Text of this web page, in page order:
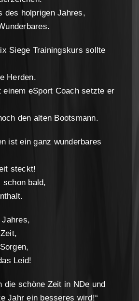
des holprigen Jahres,
Siege Trainingskurs sollte
Herden.
einem eSport Coach setzte er
den alten Bootsmann.
ist ein ganz wunderbares
steckt!
schon bald,
Jahres,
Leid!
die schöne Zeit in NDe und
Jahr ein besseres wird!“